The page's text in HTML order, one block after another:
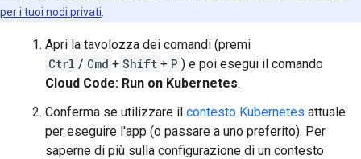
per i tuoi nodi privati
Apri la tavolozza dei comandi (premi
Ctrl / Cmd + Shift + P ) e poi esegui il comando
Cloud Code: Run on Kubernetes.
Conferma se utilizzare il contesto Kubernetes attuale
per eseguire l'app (o passare a uno preferito). Per
saperne di più sulla configurazione di un contesto